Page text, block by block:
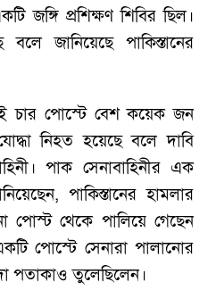
জঙ্গি প্রশিক্ষণ শিবির ছিল।
জানিয়েছে পাকিস্তানের
চার পোস্টে বেশ কয়েক জন
নিহত হয়েছে বলে দাবি
পাক সেনাবাহিনীর এক
পাকিস্তানের হামলার
পোস্ট থেকে পালিয়ে গেছেন
পোস্টে সেনারা পালানোর
পতাকাও তুলেছিলেন।